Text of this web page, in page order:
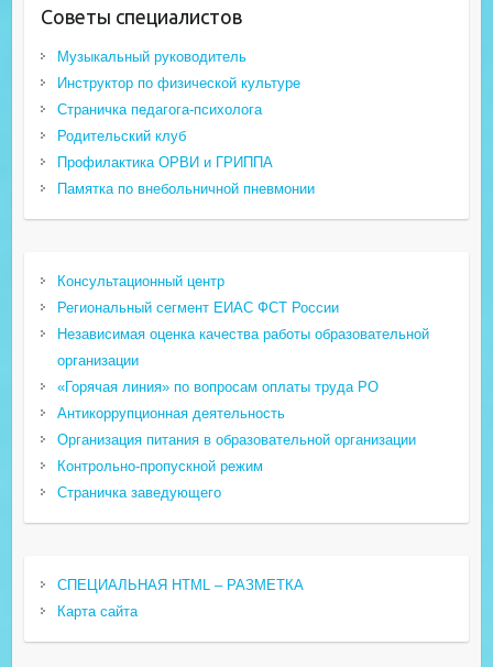
Советы специалистов
Музыкальный руководитель
Инструктор по физической культуре
Страничка педагога-психолога
Родительский клуб
Профилактика ОРВИ и ГРИППА
Памятка по внебольничной пневмонии
Консультационный центр
Региональный сегмент ЕИАС ФСТ России
Независимая оценка качества работы образовательной
организации
«Горячая линия» по вопросам оплаты труда РО
Антикоррупционная деятельность
Организация питания в образовательной организации
Контрольно-пропускной режим
Страничка заведующего
СПЕЦИАЛЬНАЯ HTML – РАЗМЕТКА
Карта сайта